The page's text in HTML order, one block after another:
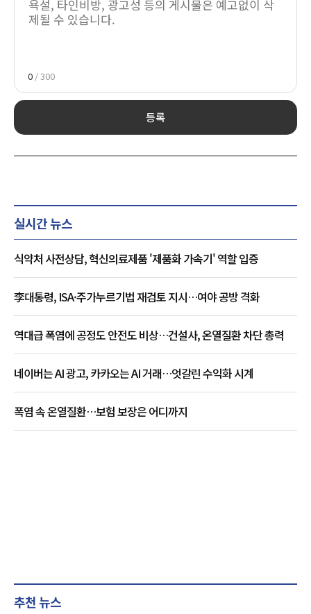
0 / 300
등록
실시간 뉴스
식약처 사전상담, 혁신의료제품 '제품화 가속기' 역할 입증
李대통령, ISA·주가누르기법 재검토 지시…여야 공방 격화
역대급 폭염에 공정도 안전도 비상…건설사, 온열질환 차단 총력
네이버는 AI 광고, 카카오는 AI 거래…엇갈린 수익화 시계
폭염 속 온열질환…보험 보장은 어디까지
추천 뉴스